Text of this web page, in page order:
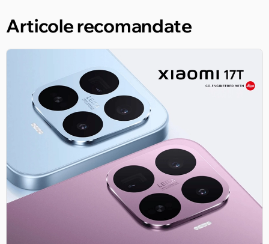
Articole recomandate